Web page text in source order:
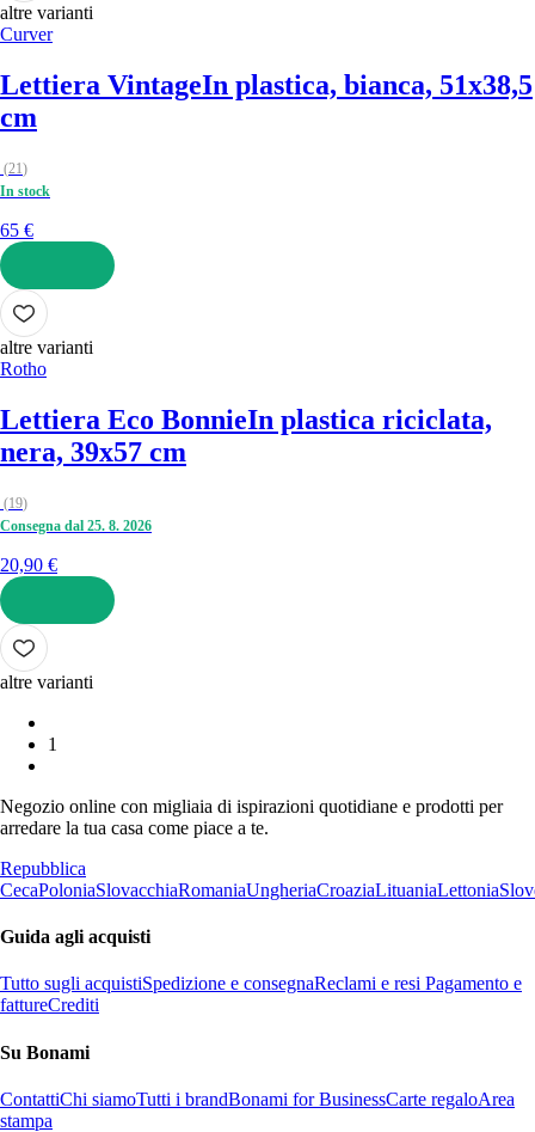
altre varianti
Curver
Lettiera VintageIn plastica, bianca, 51x38,5
cm
(21)
In stock
65 €
AGGIUNGI
altre varianti
Rotho
Lettiera Eco BonnieIn plastica riciclata,
nera, 39x57 cm
(19)
Consegna dal 25. 8. 2026
20,90 €
AGGIUNGI
altre varianti
1
Negozio online con migliaia di ispirazioni quotidiane e prodotti per
arredare la tua casa come piace a te.
Repubblica
CecaPoloniaSlovacchiaRomaniaUngheriaCroaziaLituaniaLettonia
Guida agli acquisti
Tutto sugli acquistiSpedizione e consegnaReclami e resi Pagamento e
fattureCrediti
Su Bonami
ContattiChi siamoTutti i brandBonami for BusinessCarte regaloArea
stampa